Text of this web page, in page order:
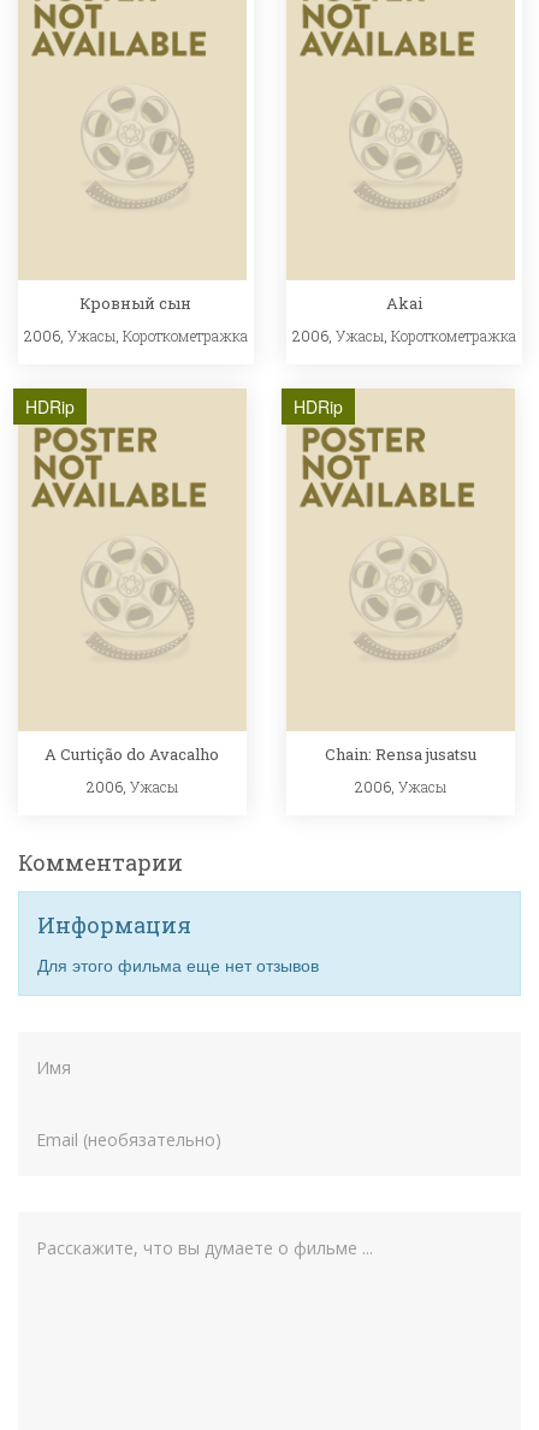
Кровный сын
2006, Ужасы Короткометражка
Akai
2006,Ужасы ,Короткометражка
HDRip
A Curtição do Avacalho
2006, Ужасы
HDRip
Chain: Rensa jusatsu
2006,Ужасы
Комментарии
Информация
Для этого фильма еще нет отзывов